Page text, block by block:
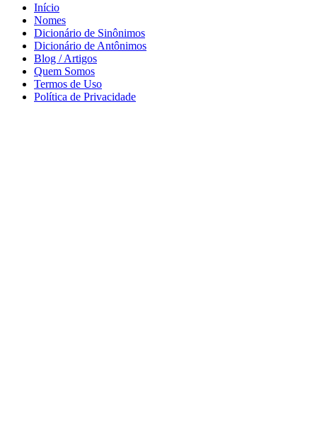
Início
Nomes
Dicionário de Sinônimos
Dicionário de Antônimos
Blog / Artigos
Quem Somos
Termos de Uso
Política de Privacidade